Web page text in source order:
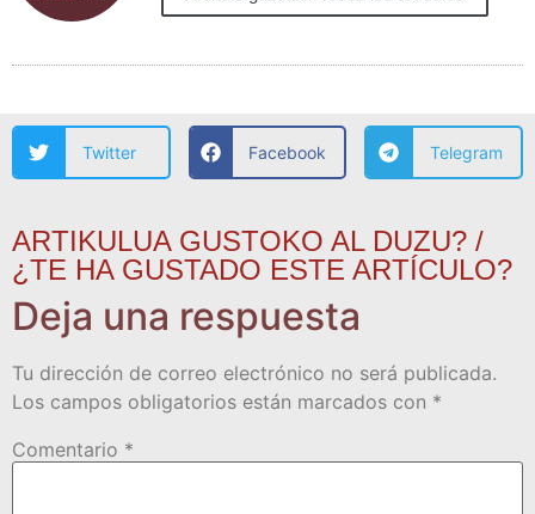
Twitter Facebook Telegram
ARTIKULUA GUSTOKO AL DUZU? /
¿TE HA GUSTADO ESTE ARTÍCULO?
Deja una respuesta
Tu dirección de correo electrónico no será publicada.
Los campos obligatorios están marcados con *
Comentario *